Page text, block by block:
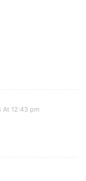
At 12:43 pm